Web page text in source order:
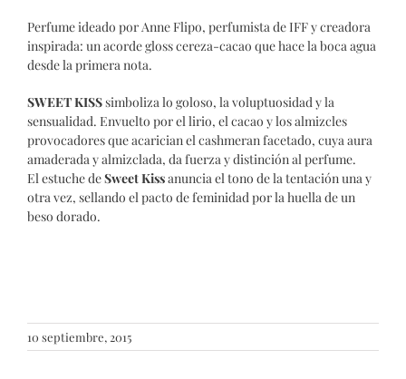
Perfume ideado por Anne Flipo, perfumista de IFF y creadora
inspirada: un acorde gloss cereza-cacao que hace la boca agua
desde la primera nota.
SWEET KISSsimboliza lo goloso, la voluptuosidad y la
sensualidad. Envuelto por el lirio, el cacao y los almizcles
provocadores que acarician el cashmeran facetado, cuya aura
amaderada y almizclada, da fuerza y distinción al perfume.
El estuche deSweet Kissanuncia el tono de la tentación una y
otra vez, sellando el pacto de feminidad por la huella de un
beso dorado.
10 septiembre, 2015